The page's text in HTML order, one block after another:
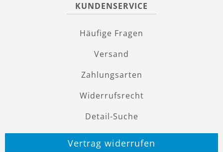
KUNDENSERVICE
Häufige Fragen
Versand
Zahlungsarten
Widerrufsrecht
Detail-Suche
Vertrag widerrufen